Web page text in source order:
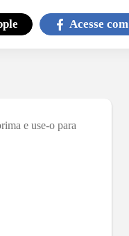
Acesse com
e use-o para